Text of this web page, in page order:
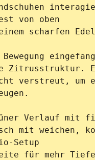
von oben
scharfen
verstreut, um
Verlauf mit
mit weichen,
Setup
für mehr Tiefe